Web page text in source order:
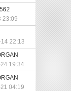
23:09
22:13
19:34
04:19